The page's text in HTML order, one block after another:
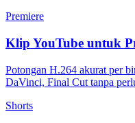
Premiere
Klip YouTube untuk
Potongan H.264 akurat per
DaVinci, Final Cut tanpa
Shorts